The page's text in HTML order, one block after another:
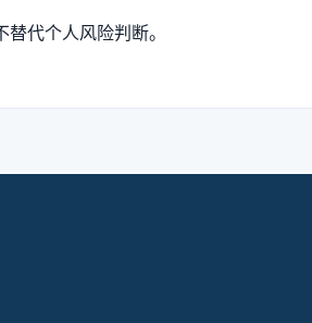
代个人风险判断。